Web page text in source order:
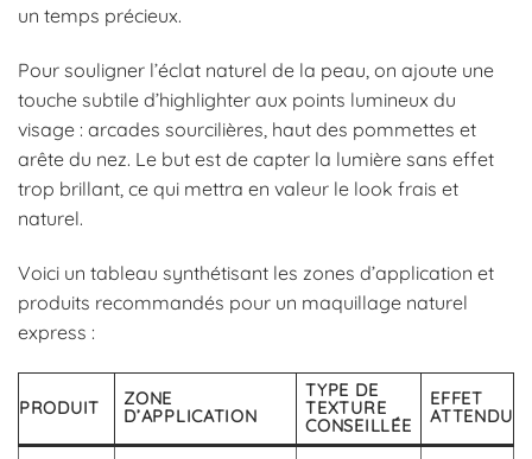
un temps précieux.
Pour souligner l’éclat naturel de la peau, on ajoute une
touche subtile d’highlighter aux points lumineux du
visage : arcades sourcilières, haut des pommettes et
arête du nez. Le but est de capter la lumière sans effet
trop brillant, ce qui mettra en valeur le look frais et
naturel.
Voici un tableau synthétisant les zones d’application et
produits recommandés pour un maquillage naturel
express :
PRODUIT
ZONE
D’APPLICATION
TYPE DE
TEXTURE
CONSEILLÉE
EFFET
ATTENDU